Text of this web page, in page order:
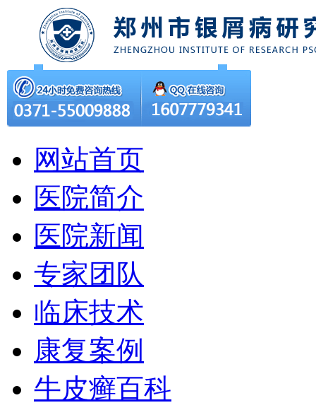
网站首页
医院简介
医院新闻
专家团队
临床技术
康复案例
牛皮癣百科